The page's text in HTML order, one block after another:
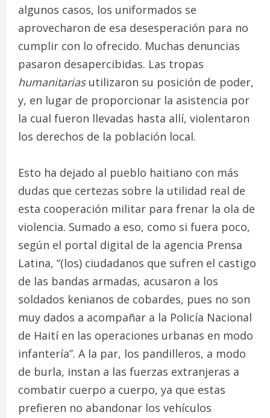
algunos casos, los uniformados se
aprovecharon de esa desesperación para no
cumplir con lo ofrecido. Muchas denuncias
pasaron desapercibidas. Las tropas
humanitariasutilizaron su posición de poder,
y, en lugar de proporcionar la asistencia por
la cual fueron llevadas hasta allí, violentaron
los derechos de la población local.
Esto ha dejado al pueblo haitiano con más
dudas que certezas sobre la utilidad real de
esta cooperación militar para frenar la ola de
violencia. Sumado a eso, como si fuera poco,
según el portal digital de la agencia Prensa
Latina, “(los) ciudadanos que sufren el castigo
de las bandas armadas, acusaron a los
soldados kenianos de cobardes, pues no son
muy dados a acompañar a la Policía Nacional
de Haití en las operaciones urbanas en modo
infantería”. A la par, los pandilleros, a modo
de burla, instan a las fuerzas extranjeras a
combatir cuerpo a cuerpo, ya que estas
prefieren no abandonar los vehículos